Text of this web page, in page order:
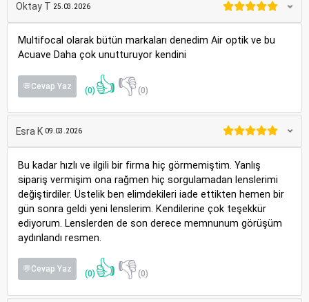
Oktay T 25.03.2026
Multifocal olarak bütün markaları denedim Air optik ve bu
Acuave Daha çok unutturuyor kendini
💬Cevap Yaz (0) 👍👎(0)
Esra K 09.03.2026
Bu kadar hızlı ve ilgili bir firma hiç görmemiştim. Yanlış
sipariş vermişim ona rağmen hiç sorgulamadan lenslerimi
değiştirdiler. Üstelik ben elimdekileri iade ettikten hemen bir
gün sonra geldi yeni lenslerim. Kendilerine çok teşekkür
ediyorum. Lenslerden de son derece memnunum görüşüm
aydınlandı resmen.
💬Cevap Yaz (0) 👍👎(0)